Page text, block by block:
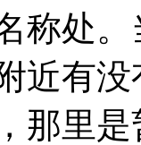
称处
近有
那里